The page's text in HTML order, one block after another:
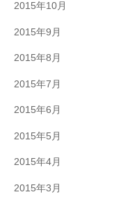
2015年10月
2015年9月
2015年8月
2015年7月
2015年6月
2015年5月
2015年4月
2015年3月